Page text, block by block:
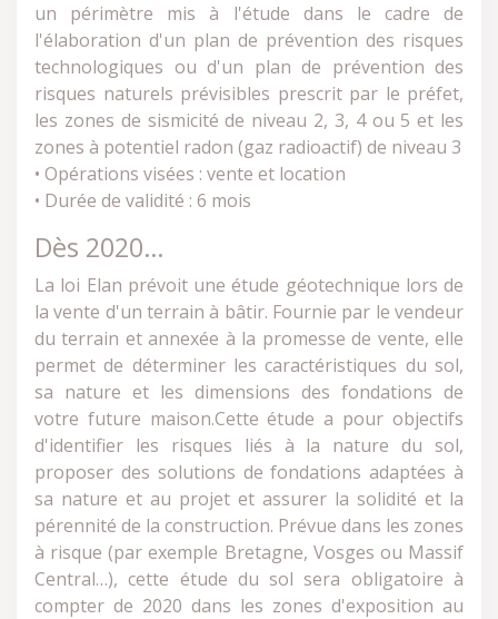
un périmètre mis à l'étude dans le cadre de
l'élaboration d'un plan de prévention des risques
technologiques ou d'un plan de prévention des
risques naturels prévisibles prescrit par le préfet,
les zones de sismicité de niveau 2, 3, 4 ou 5 et les
zones à potentiel radon (gaz radioactif) de niveau 3
• Opérations visées : vente et location
• Durée de validité : 6 mois
Dès 2020…
La loi Elan prévoit une étude géotechnique lors de
la vente d'un terrain à bâtir. Fournie par le vendeur
du terrain et annexée à la promesse de vente, elle
permet de déterminer les caractéristiques du sol,
sa nature et les dimensions des fondations de
votre future maison.Cette étude a pour objectifs
d'identifier les risques liés à la nature du sol,
proposer des solutions de fondations adaptées à
sa nature et au projet et assurer la solidité et la
pérennité de la construction. Prévue dans les zones
à risque (par exemple Bretagne, Vosges ou Massif
Central…), cette étude du sol sera obligatoire à
compter de 2020 dans les zones d'exposition au